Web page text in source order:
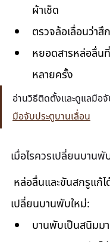
ผ้าเช็ด
ตรวจล้อเลื่อนว่า
หยอดสารหล่อลื่น
หลายครั้ง
อ่านวิธีติดตั้งและดูแลมือ
มือจับประตูบานเลื่อน
เมื่อไรควรเปลี่ยนบาน
เปลี่ยนบานพับใหม่:
บานพับเป็นสนิมม